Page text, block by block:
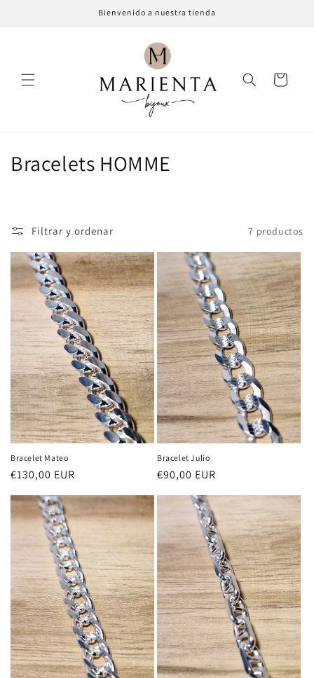
al contenido
Bienvenido a nuestra tienda
Carrito
C
e
c
c
i
ó
n
:
Bracelets HOMME
Filtrar y ordenar 7 productos
Bracelet Mateo
Precio
€130,00 EUR
Bracelet Julio
Precio
habitual
€90,00 EUR